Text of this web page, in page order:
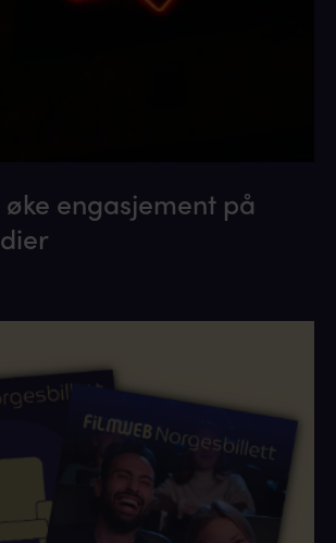
engasjement på